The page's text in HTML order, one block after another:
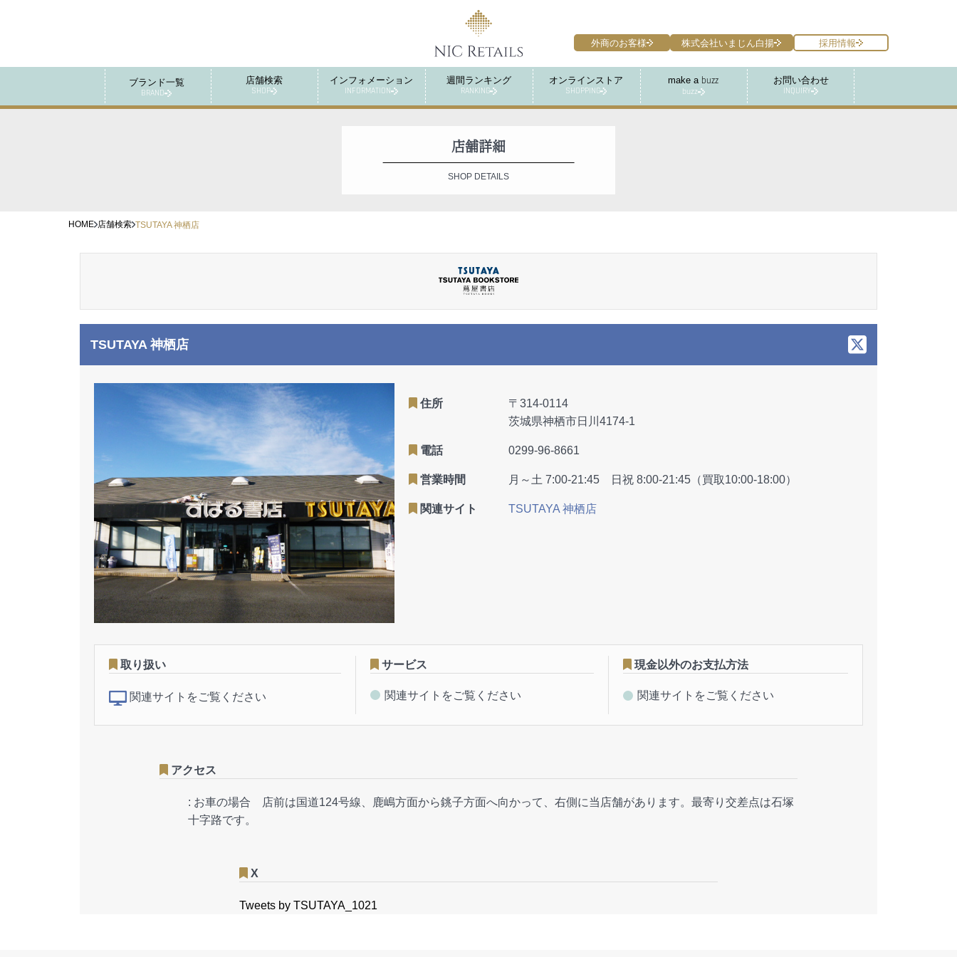
ブランド一覧
BRAND
店舗検索
SHOP
インフォメーション
INFORMATION
週間ランキング
RANKING
オンラインストア
SHOPPING
make a buzz
buzz
お問い合わせ
INQUIRY
外商のお客様 株式会社いまじん白揚 採用情報
店舗詳細
SHOP DETAILS
HOME 店舗検索 TSUTAYA 神栖店
TSUTAYA 神栖店
住所
〒314-0114
茨城県神栖市日川4174-1
電話 0299-96-8661
営業時間 月～土 7:00-21:45 日祝 8:00-21:45（買取10:00-18:00）
関連サイト TSUTAYA 神栖店
取り扱い
関連サイトをご覧ください
サービス
関連サイトをご覧ください
現金以外のお支払方法
関連サイトをご覧ください
アクセス
: お車の場合 店前は国道124号線、鹿嶋方面から銚子方面へ向かって、右側に当店舗があります。最寄り交差点は石塚
十字路です。
X
Tweets by TSUTAYA_1021